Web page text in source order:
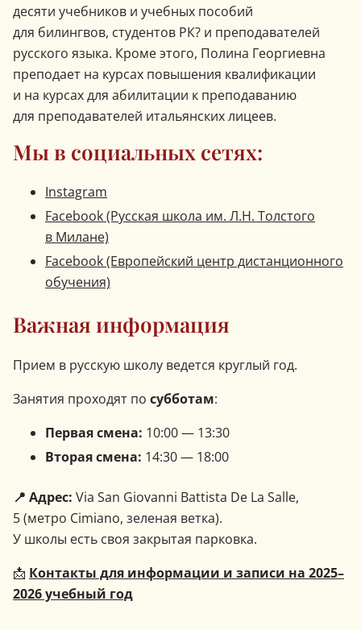
десяти учебников и учебных пособий
для билингвов, студентов РК? и преподавателей
русского языка. Кроме этого, Полина Георгиевна
преподает на курсах повышения квалификации
и на курсах для абилитации к преподаванию
для преподавателей итальянских лицеев.
Мы в социальных сетях:
Instagram
Facebook (Русская школа им. Л.Н. Толстого
в Милане)
Facebook (Европейский центр дистанционного
обучения)
Важная информация
Прием в русскую школу ведется круглый год.
Занятия проходят по субботам:
Первая смена: 10:00 — 13:30
Вторая смена: 14:30 — 18:00
📍 Адрес: Via San Giovanni Battista De La Salle,
5 (метро Cimiano, зеленая ветка).
У школы есть своя закрытая парковка.
📩 Контакты для информации и записи на 2025–
2026 учебный год